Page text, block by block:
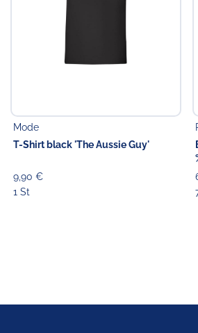
Mode
T-Shirt black 'The Aussie Guy'
9,90 €
1 St